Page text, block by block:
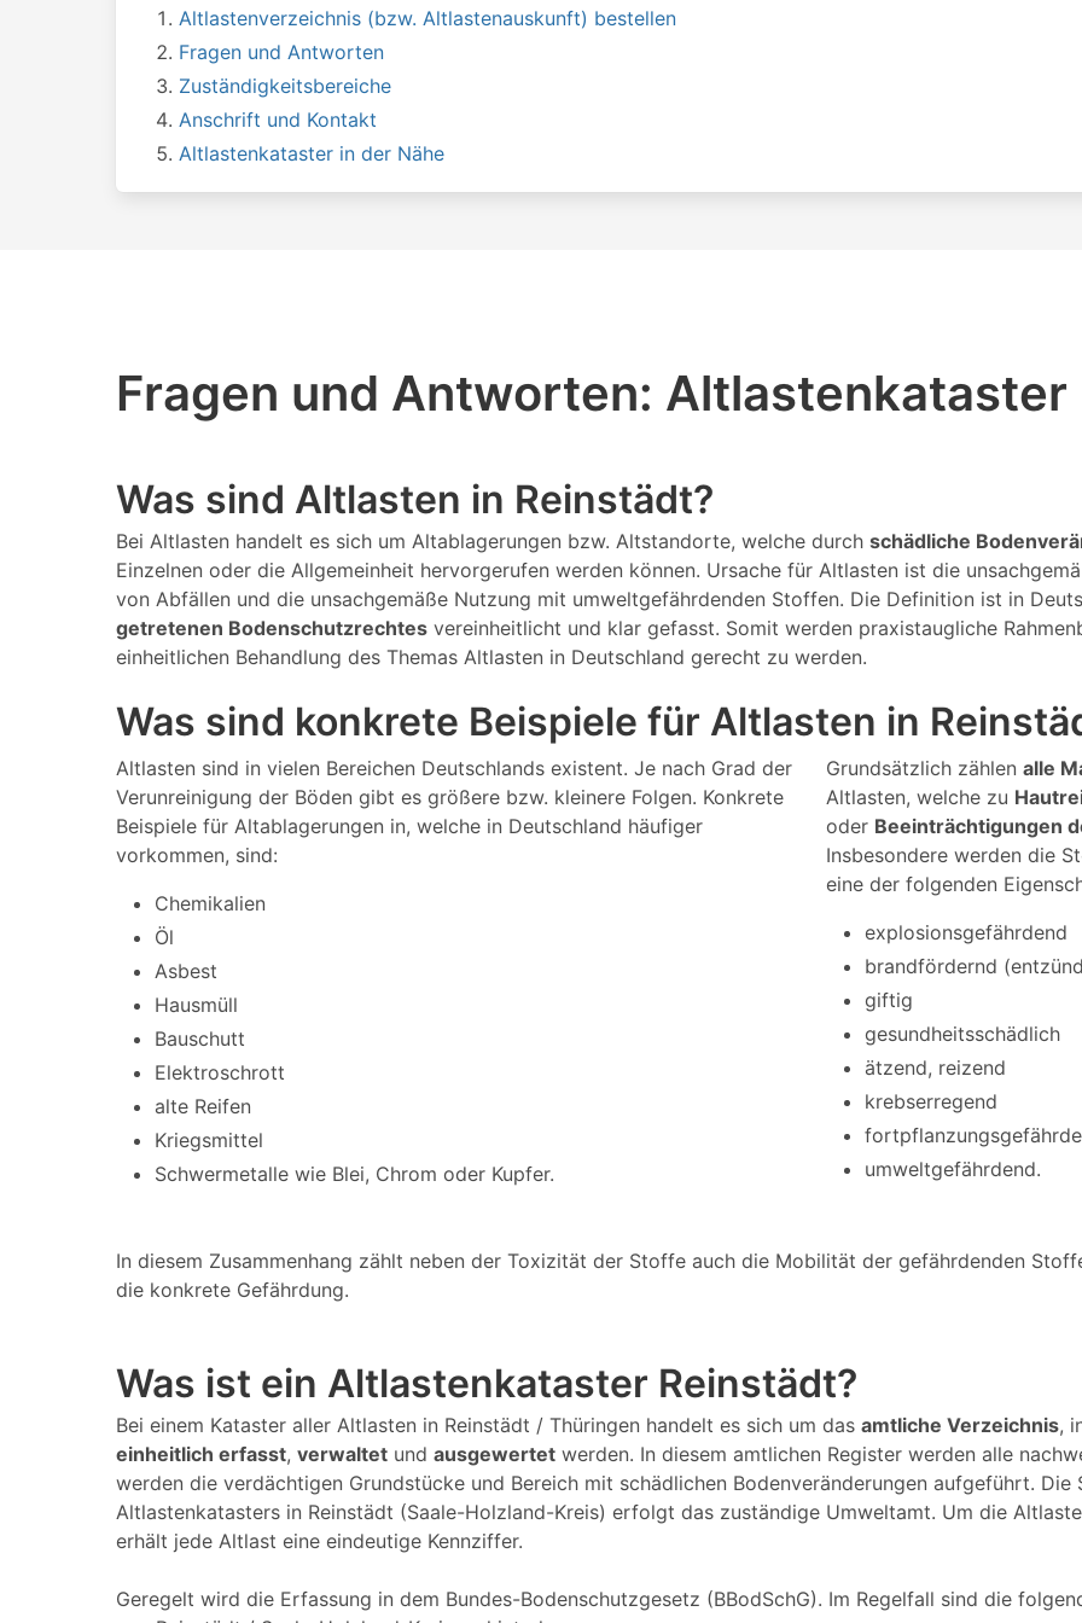
Altlastenverzeichnis (bzw. Altlastenauskunft) bestellen
Fragen und Antworten
Zuständigkeitsbereiche
Anschrift und Kontakt
Altlastenkataster in der Nähe
Fragen und Antworten: Altlastenkataster
Was sind Altlasten in Reinstädt?
Bei Altlasten handelt es sich um Altablagerungen bzw. Altstandorte, welche durch schädliche
Einzelnen oder die Allgemeinheit hervorgerufen werden können. Ursache für Altlasten ist die
von Abfällen und die unsachgemäße Nutzung mit umweltgefährdenden Stoffen. Die Definition ist in
getretenen Bodenschutzrechtes vereinheitlicht und klar gefasst. Somit werden praxistaugliche
einheitlichen Behandlung des Themas Altlasten in Deutschland gerecht zu werden.
Was sind konkrete Beispiele für Altlasten in
Altlasten sind in vielen Bereichen Deutschlands existent. Je nach Grad der
Verunreinigung der Böden gibt es größere bzw. kleinere Folgen. Konkrete
Beispiele für Altablagerungen in, welche in Deutschland häufiger
vorkommen, sind:
Chemikalien
Öl
Asbest
Hausmüll
Bauschutt
Elektroschrott
alte Reifen
Kriegsmittel
Schwermetalle wie Blei, Chrom oder Kupfer.
Grundsätzlich zählen alle
Altlasten, welche zu
oder Beeinträchtigungen
Insbesondere werden die
eine der folgenden
explosionsgefährdend
brandfördernd
giftig
gesundheitsschädlich
ätzend, reizend
krebserregend
umweltgefährdend.
In diesem Zusammenhang zählt neben der Toxizität der Stoffe auch die Mobilität der gefährdenden
die konkrete Gefährdung.
Was ist ein Altlastenkataster Reinstädt?
Bei einem Kataster aller Altlasten in Reinstädt / Thüringen handelt es sich um das amtliche Verzeichnis,
einheitlich erfasst, verwaltet und ausgewertet werden. In diesem amtlichen Register werden alle
werden die verdächtigen Grundstücke und Bereich mit schädlichen Bodenveränderungen aufgeführt. Die
Altlastenkatasters in Reinstädt (Saale-Holzland-Kreis) erfolgt das zuständige Umweltamt. Um die
erhält jede Altlast eine eindeutige Kennziffer.
Geregelt wird die Erfassung in dem Bundes-Bodenschutzgesetz (BBodSchG). Im Regelfall sind die